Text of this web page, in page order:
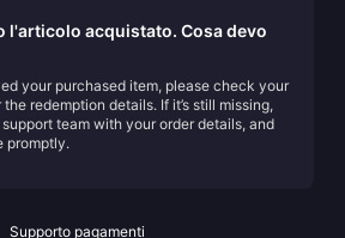
l'articolo acquistato. Cosa devo
your purchased item, please check your
redemption details. If it’s still missing,
team with your order details, and
promptly.
Supporto pagamenti